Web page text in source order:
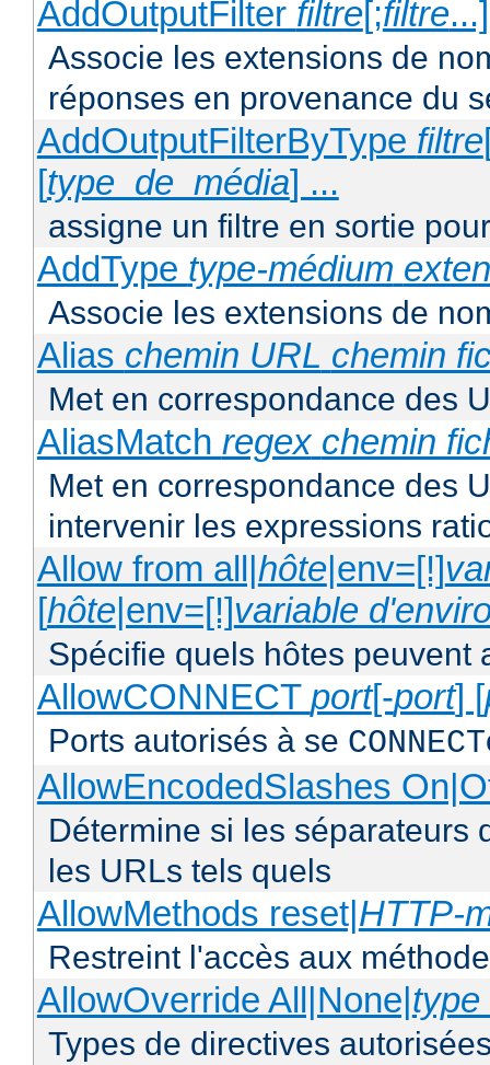
AddOutputFilter filtre[;filtre
Associe les extensions de
réponses en provenance du
AddOutputFilterByType filtre
[type_de_média] ...
assigne un filtre en sortie
AddType type-médium
Associe les extensions de
Alias chemin URL chemin
Met en correspondance des
AliasMatch regex chemin
Met en correspondance des
intervenir les expressions
Allow from all|hôte|env=[!]
[hôte|env=[!]variable
Spécifie quels hôtes peuvent
AllowCONNECT port[-port] [
Ports autorisés à se CONNECT
AllowEncodedSlashes
Détermine si les séparateurs
les URLs tels quels
AllowMethods reset|HTTP-
Restreint l'accès aux
AllowOverride All|None|type
Types de directives